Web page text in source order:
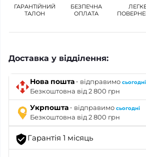
ГАРАНТІЙНИЙ
ТАЛОН
БЕЗПЕЧНА
ОПЛАТА
Доставка у відділення:
Нова пошта · відправимо сьогодні
Безкоштовна від 2 800 грн
Укрпошта · відправимо сьогодні
Безкоштовна від 2 800 грн
Гарантія 1 місяць